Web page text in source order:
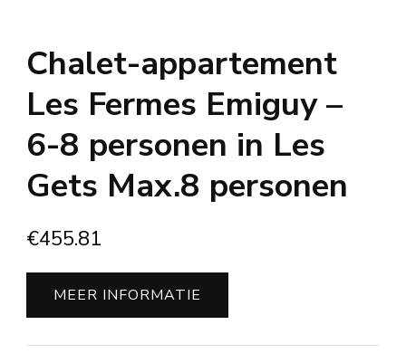
Chalet-appartement
Les Fermes Emiguy –
6-8 personen in Les
Gets Max.8 personen
€455.81
MEER INFORMATIE